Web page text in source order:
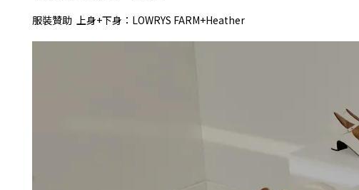
服裝贊助 上身+下身：LOWRYS FARM+Heather